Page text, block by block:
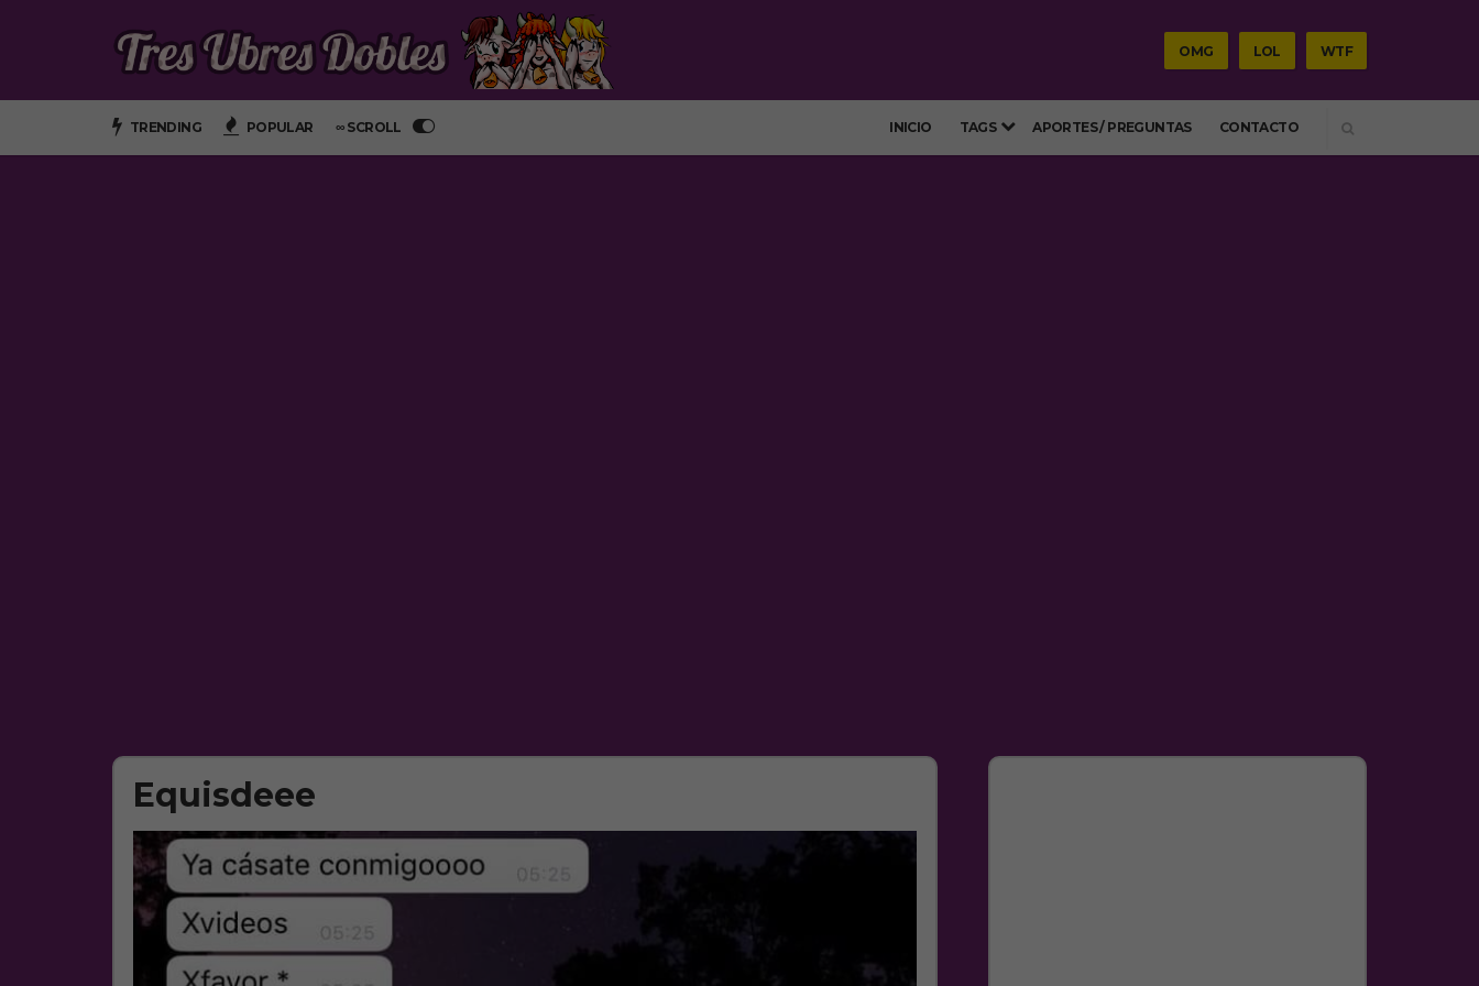
OMG LOL WTF
TRENDING POPULAR ∞ SCROLL
INICIO
TAGS APORTES / PREGUNTAS CONTACTO
Equisdeee